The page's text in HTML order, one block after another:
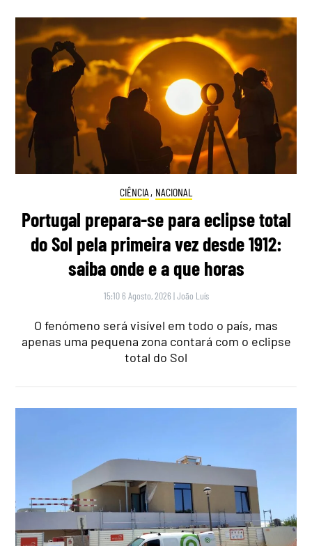
CIÊNCIA , NACIONAL
Portugal prepara-se para eclipse total
do Sol pela primeira vez desde 1912:
saiba onde e a que horas
15:10 6 Agosto, 2026 |João Luís
O fenómeno será visível em todo o país, mas
apenas uma pequena zona contará com o eclipse
total do Sol